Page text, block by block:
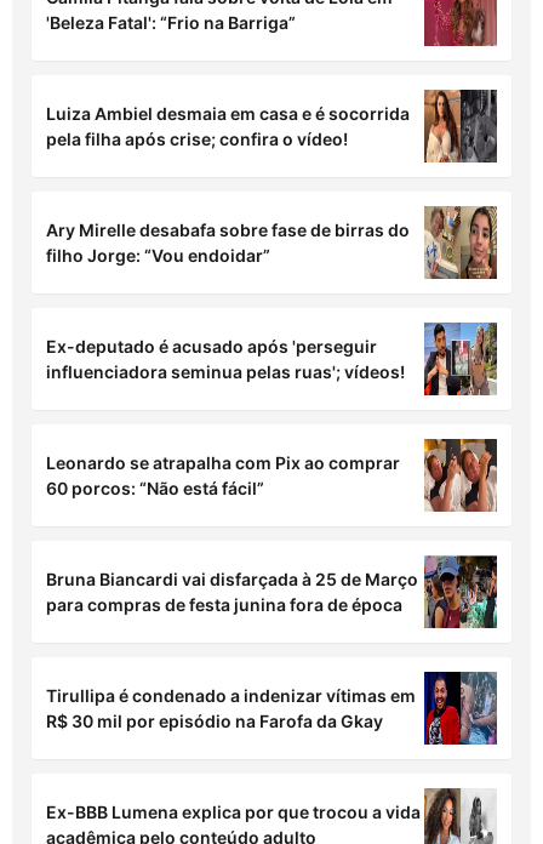
'Beleza Fatal': “Frio na Barriga”
Luiza Ambiel desmaia em casa e é socorrida
pela filha após crise; confira o vídeo!
Ary Mirelle desabafa sobre fase de birras do
filho Jorge: “Vou endoidar”
Ex-deputado é acusado após 'perseguir
influenciadora seminua pelas ruas'; vídeos!
Leonardo se atrapalha com Pix ao comprar
60 porcos: “Não está fácil”
Bruna Biancardi vai disfarçada à 25 de Março
para compras de festa junina fora de época
Tirullipa é condenado a indenizar vítimas em
R$ 30 mil por episódio na Farofa da Gkay
Ex-BBB Lumena explica por que trocou a vida
acadêmica pelo conteúdo adulto